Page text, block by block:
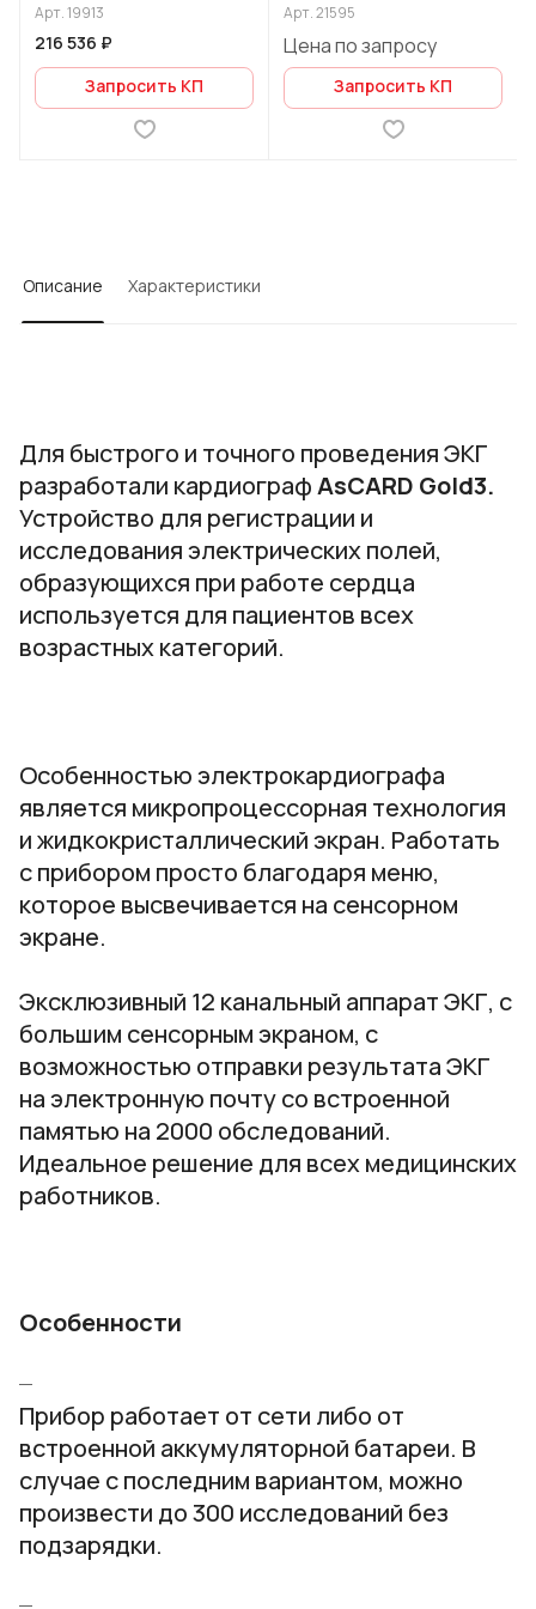
Арт.19913
216 536 ₽
Запросить КП
Арт.21595
Цена по запросу
Запросить КП
Описание Характеристики
Для быстрого и точного проведения ЭКГ
разработали кардиографAsCARD Gold3.
Устройство для регистрации и
исследования электрических полей,
образующихся при работе сердца
используется для пациентов всех
возрастных категорий.
Особенностью электрокардиографа
является микропроцессорная технология
и жидкокристаллический экран. Работать
с прибором просто благодаря меню,
которое высвечивается на сенсорном
экране.
Эксклюзивный 12 канальный аппарат ЭКГ, с
большим сенсорным экраном, с
возможностью отправки результата ЭКГ
на электронную почту со встроенной
памятью на 2000 обследований.
Идеальное решение для всех медицинских
работников.
Особенности
Прибор работает от сети либо от
встроенной аккумуляторной батареи. В
случае с последним вариантом, можно
произвести до 300 исследований без
подзарядки.